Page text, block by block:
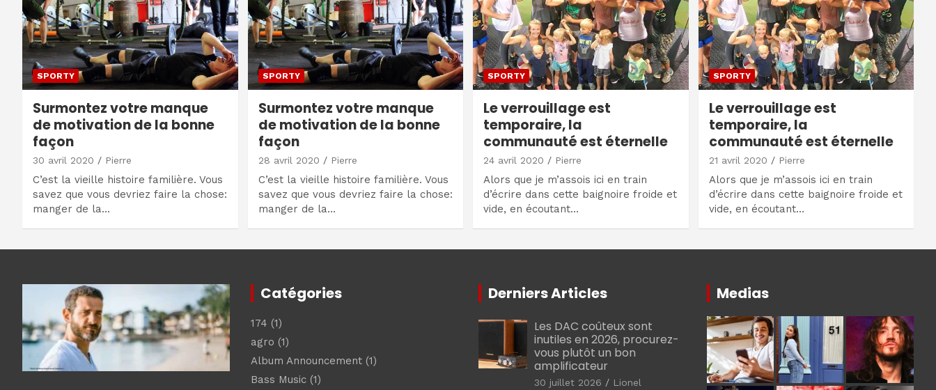
SPORTY
Surmontez votre manque
de motivation de la bonne
façon
30 avril 2020 Pierre
C’est la vieille histoire familière. Vous
savez que vous devriez faire la chose:
manger de la…
SPORTY
Surmontez votre manque
de motivation de la bonne
façon
28 avril 2020 Pierre
C’est la vieille histoire familière. Vous
savez que vous devriez faire la chose:
manger de la…
SPORTY
Le verrouillage est
temporaire, la
communauté est éternelle
24 avril 2020 Pierre
Alors que je m’assois ici en train
d’écrire dans cette baignoire froide et
vide, en écoutant…
SPORTY
Le verrouillage est
temporaire, la
communauté est éternelle
21 avril 2020 Pierre
Alors que je m’assois ici en train
d’écrire dans cette baignoire froide et
vide, en écoutant…
Catégories
174 (1)
agro (1)
Album Announcement(1)
Bass Music(1)
Derniers Articles
Les DAC coûteux sont
inutiles en 2026, procurez-
vous plutôt un bon
amplificateur
30 juillet 2026 Lionel
Medias